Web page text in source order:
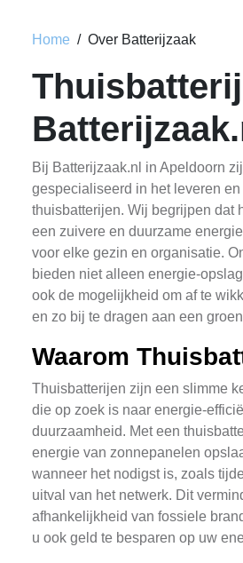
Home Over Batterijzaak
Bij Batterijzaak.nl in Apeldoorn
gespecialiseerd in het leveren
thuisbatterijen. Wij begrijpen dat
een zuivere en duurzame
voor elke gezin en organisatie.
bieden niet alleen energie-
ook de mogelijkheid om af te
en zo bij te dragen aan een
Waarom
Thuisbatterijen zijn een slimme
die op zoek is naar energie-
duurzaamheid. Met een
energie van zonnepanelen
wanneer het nodigst is, zoals
uitval van het netwerk. Dit
afhankelijkheid van fossiele
u ook geld te besparen op uw